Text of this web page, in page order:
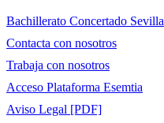
Bachillerato Concertado Sevilla
Contacta con nosotros
Trabaja con nosotros
Acceso Plataforma Esemtia
Aviso Legal [PDF]